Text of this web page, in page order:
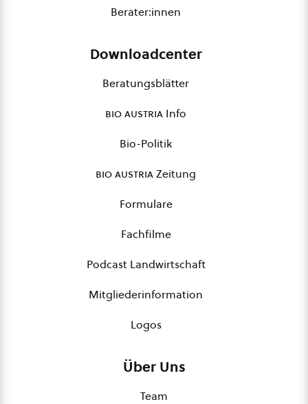
Berater:innen
Downloadcenter
Beratungsblätter
bio austria Info
Bio-Politik
bio austriaZeitung
Formulare
Fachfilme
Podcast Landwirtschaft
Mitgliederinformation
Logos
Über Uns
Team